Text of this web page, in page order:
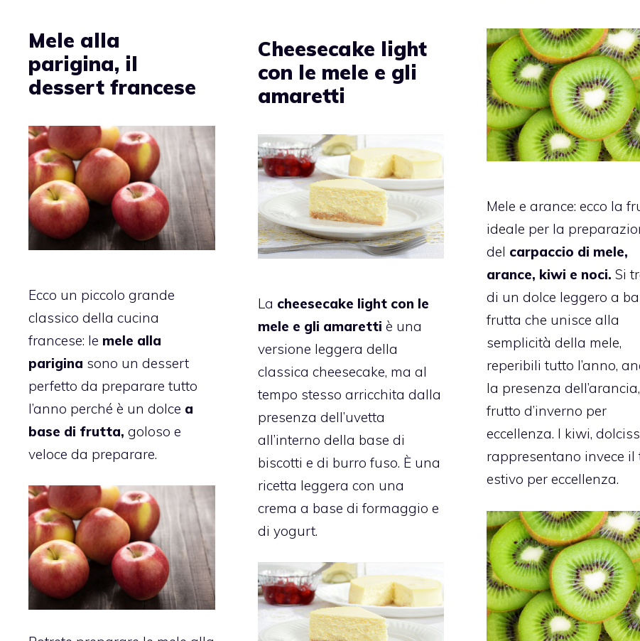
Mele e arance: ecco la
ideale per la
del carpaccio di mele,
arance, kiwi e noci. Si
di un dolce leggero a
frutta che unisce alla
semplicità della mele,
reperibili tutto l’anno,
la presenza dell’arancia,
frutto d’inverno per
eccellenza. I kiwi,
rappresentano invece il
estivo per eccellenza.
Mele alla
parigina, il
dessert francese
Ecco un piccolo grande
classico della cucina
francese: le mele alla
parigina sono un dessert
perfetto da preparare tutto
l’anno perché è un dolce a
base di frutta, goloso e
veloce da preparare.
Cheesecake light
con le mele e gli
amaretti
La cheesecake light con le
mele e gli amaretti è una
versione leggera della
classica cheesecake, ma al
tempo stesso arricchita dalla
presenza dell’uvetta
all’interno della base di
biscotti e di burro fuso. È una
ricetta leggera con una
crema a base di formaggio e
di yogurt.